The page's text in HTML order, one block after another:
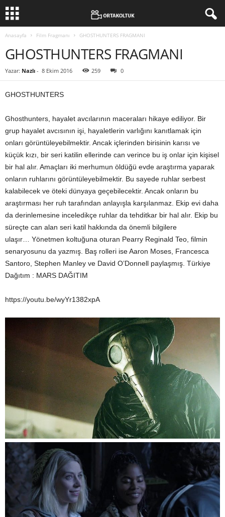
Anasayfa Film Fragmanı GHOSTHUNTERS FRAGMANI
GHOSTHUNTERS FRAGMANI
Yazar: Nazlı - 8 Ekim 2016 259 0
GHOSTHUNTERS
Ghosthunters, hayalet avcılarının maceraları hikaye ediliyor. Bir
grup hayalet avcısının işi, hayaletlerin varlığını kanıtlamak için
onları görüntüleyebilmektir. Ancak içlerinden birisinin karısı ve
küçük kızı, bir seri katilin ellerinde can verince bu iş onlar için kişisel
bir hal alır. Amaçları iki merhumun öldüğü evde araştırma yaparak
onların ruhlarını görüntüleyebilmektir. Bu sayede ruhlar serbest
kalabilecek ve öteki dünyaya geçebilecektir. Ancak onların bu
araştırması her ruh tarafından anlayışla karşılanmaz. Ekip evi daha
da derinlemesine inceledikçe ruhlar da tehditkar bir hal alır. Ekip bu
süreçte can alan seri katil hakkında da önemli bilgilere
ulaşır… Yönetmen koltuğuna oturan Pearry Reginald Teo, filmin
senaryosunu da yazmış. Baş rolleri ise Aaron Moses, Francesca
Santoro, Stephen Manley ve David O’Donnell paylaşmış. Türkiye
Dağıtım : MARS DAĞITIM
https://youtu.be/wyYr1382xpA